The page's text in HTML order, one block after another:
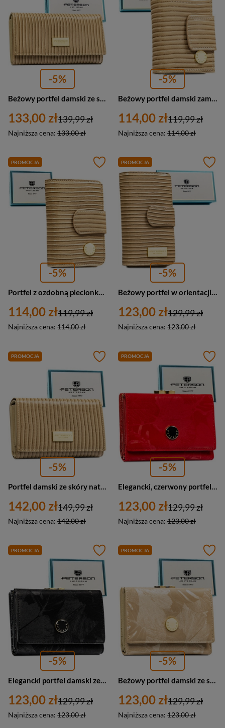
-5%
133,00 zł
Najniższa cena: 133,00 zł
139,99 zł
-5%
114,00 zł
Najniższa cena: 114,00 zł
119,99 zł
PROMOCJA
-5%
Portfel z ozdobną plecionką w beżowym kolorze, wykonany ze skóry naturalnej i ekologicznej - Peterson
114,00 zł
Najniższa cena: 114,00 zł
119,99 zł
PROMOCJA
-5%
Beżowy portfel w orientacji pionowej wykonany ze skóry naturalnej i ekologicznej ze wzorem w plecionkę - Peterson
123,00 zł
Najniższa cena: 123,00 zł
129,99 zł
PROMOCJA
-5%
142,00 zł
Najniższa cena: 142,00 zł
149,99 zł
PROMOCJA
-5%
123,00 zł
Najniższa cena: 123,00 zł
129,99 zł
PROMOCJA
-5%
Elegancki portfel damski ze skóry naturalnej i ekologicznej w czarnym kolorze - Peterson
123,00 zł
Najniższa cena: 123,00 zł
129,99 zł
PROMOCJA
-5%
Beżowy portfel damski ze skóry naturalnej i ekologicznej pokryty roślinnym wzorem - Peterson
123,00 zł
Najniższa cena: 123,00 zł
129,99 zł